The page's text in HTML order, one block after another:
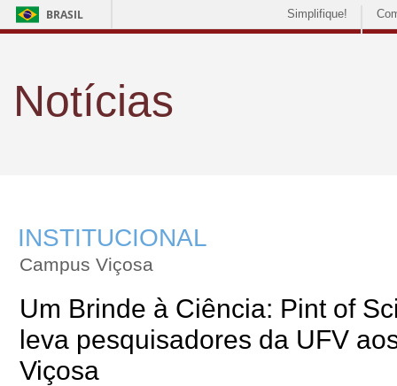
BRASIL Simplifique!
Notícias
INSTITUCIONAL
Campus Viçosa
Um Brinde à Ciência: Pint of
leva pesquisadores da UFV
Viçosa